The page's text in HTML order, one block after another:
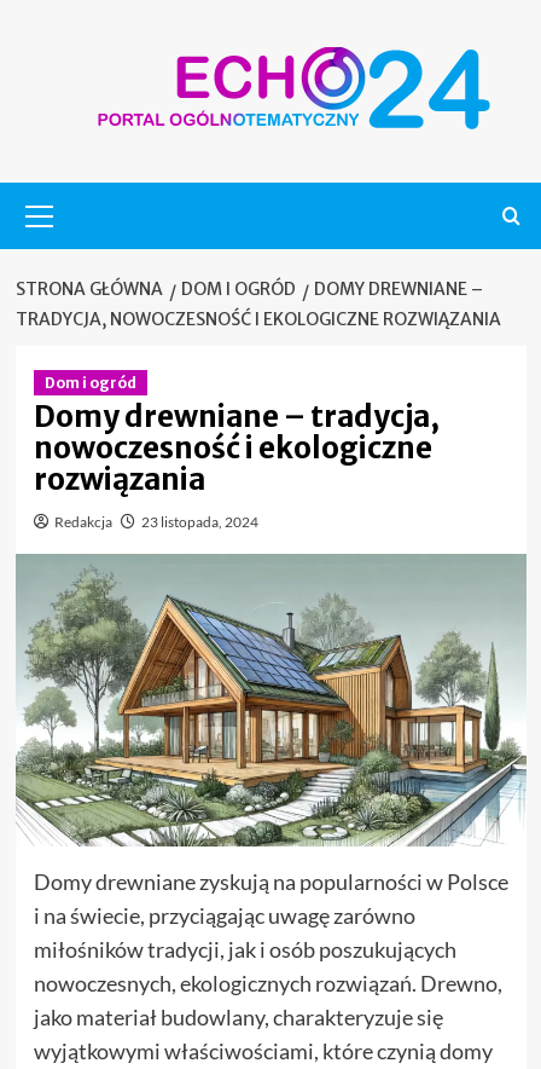
główne
STRONA GŁÓWNA DOM I OGRÓD
DOMY DREWNIANE –
TRADYCJA, NOWOCZESNOŚĆ I EKOLOGICZNE ROZWIĄZANIA
Dom i ogród
Domy drewniane – tradycja,
nowoczesność i ekologiczne
rozwiązania
Redakcja 23 listopada, 2024
Domy drewniane zyskują na popularności w Polsce
i na świecie, przyciągając uwagę zarówno
miłośników tradycji, jak i osób poszukujących
nowoczesnych, ekologicznych rozwiązań. Drewno,
jako materiał budowlany, charakteryzuje się
wyjątkowymi właściwościami, które czynią domy